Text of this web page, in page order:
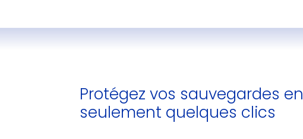
Protégez vos sauvegardes en
seulement quelques clics